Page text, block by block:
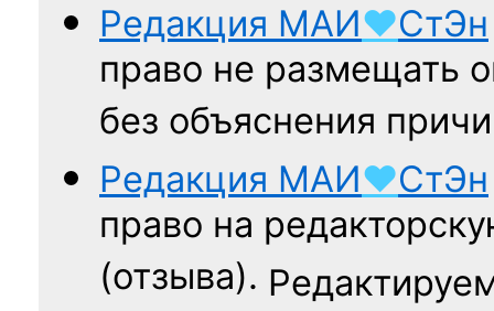
Редакция МАИ♥СтЭн
право не размещать
без объяснения
Редакция МАИ♥СтЭн
право на
(отзыва).